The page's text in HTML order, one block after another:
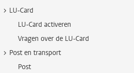
LU-Card
LU-Card activeren
Vragen over de LU-Card
Post en transport
Post